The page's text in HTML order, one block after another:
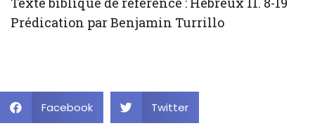
Prédication par Benjamin Turrillo
Facebook Twitter